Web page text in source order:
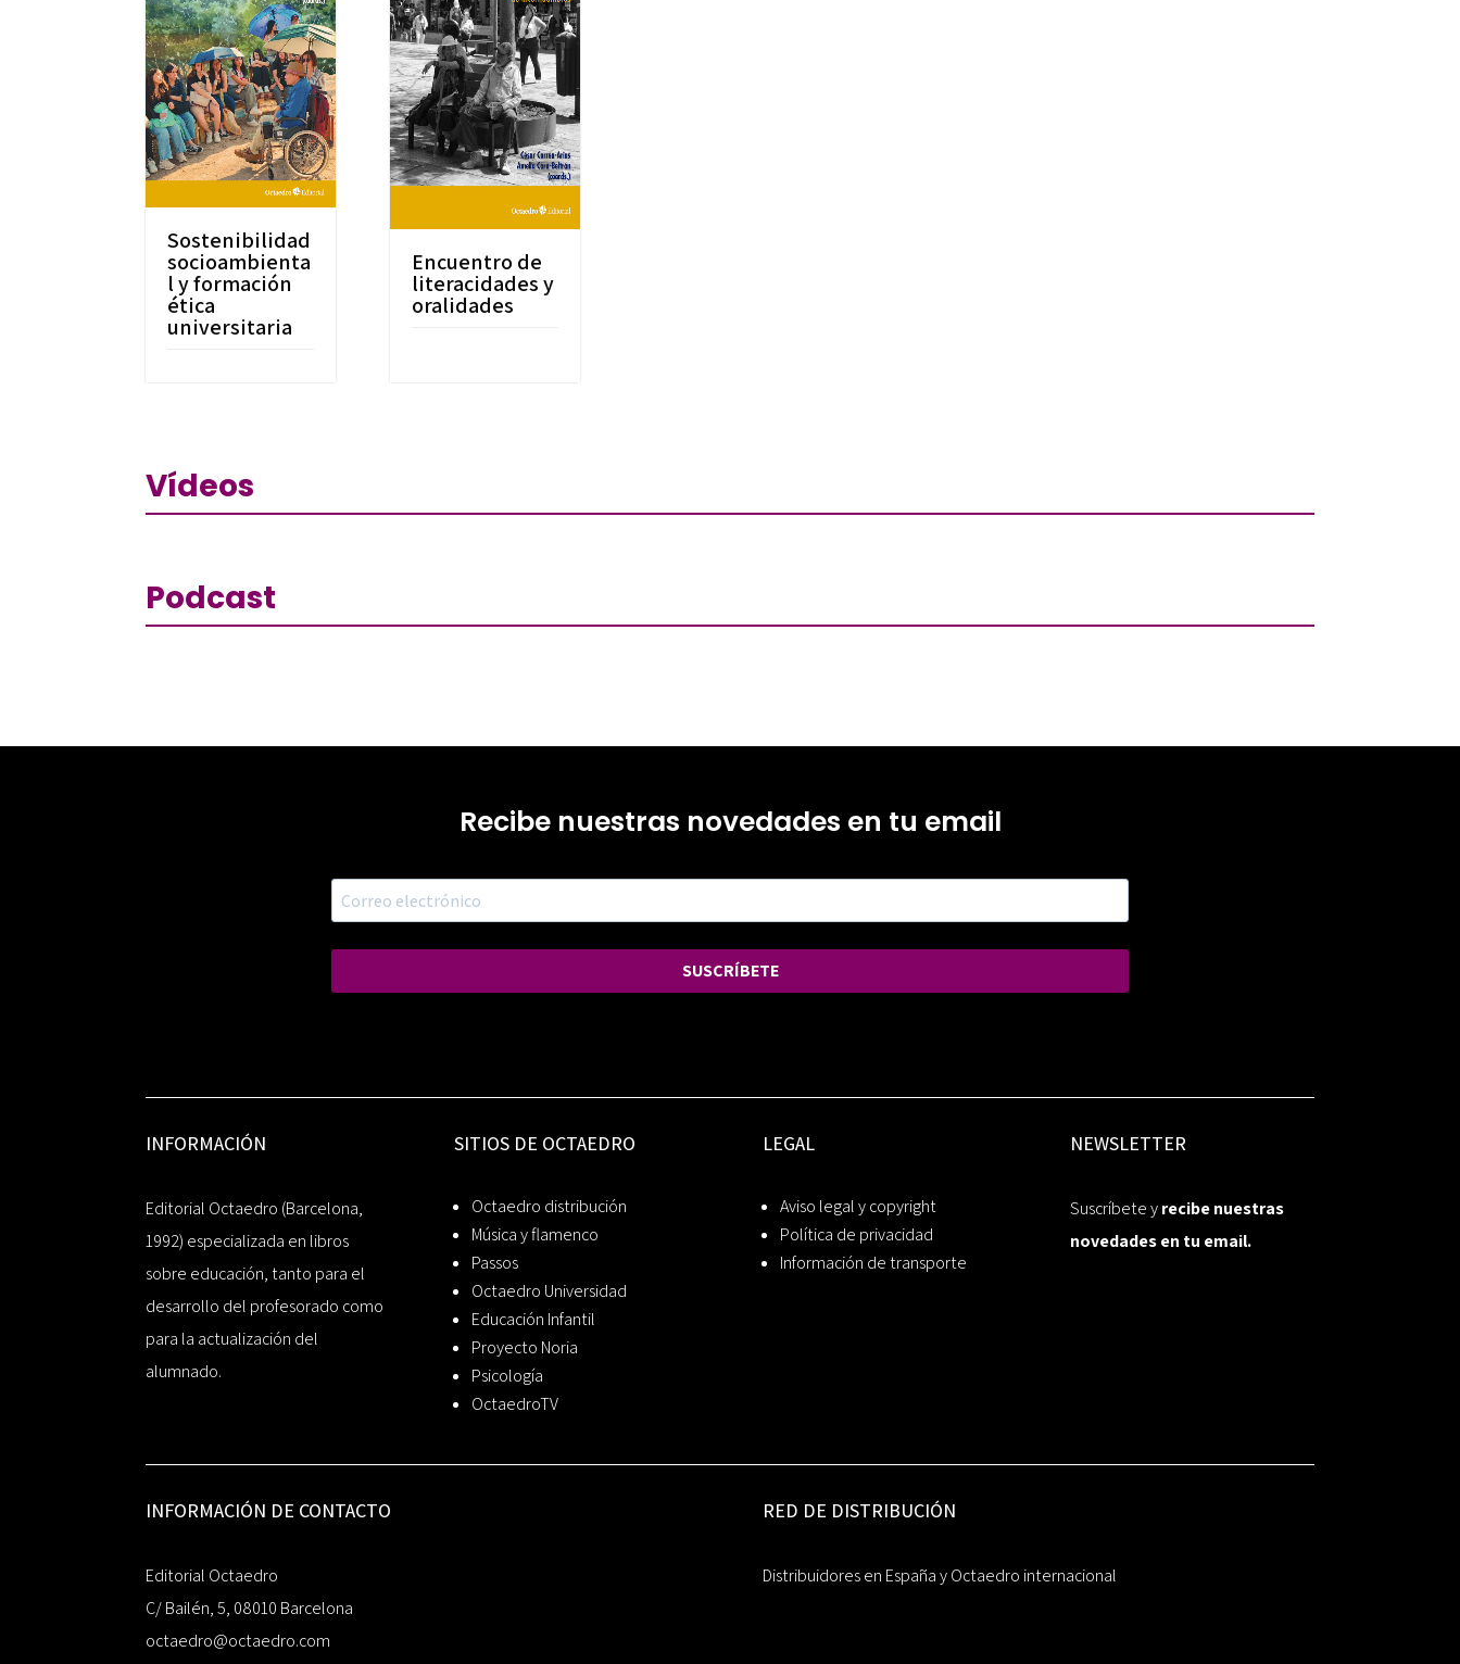
Sostenibilidad
socioambienta
l y formación
ética
universitaria
Encuentro de
literacidades y
oralidades
Vídeos
Podcast
Recibe nuestras novedades en tu email
SUSCRÍBETE
INFORMACIÓN
Editorial Octaedro (Barcelona,
1992) especializada en libros
sobre educación, tanto para el
desarrollo del profesorado como
para la actualización del
alumnado.
SITIOS DE OCTAEDRO
Octaedro distribución
Música y flamenco
Passos
Octaedro Universidad
Educación Infantil
Proyecto Noria
Psicología
OctaedroTV
LEGAL
Aviso legal y copyright
Política de privacidad
Información de transporte
NEWSLETTER
Suscríbete yrecibe nuestras
novedades en tu email.
INFORMACIÓN DE CONTACTO
Editorial Octaedro
C/ Bailén, 5, 08010 Barcelona
octaedro@octaedro.com
RED DE DISTRIBUCIÓN
Distribuidores en España y Octaedro internacional